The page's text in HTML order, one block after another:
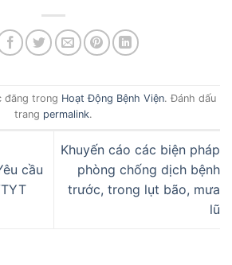
đăng trong Hoạt Động Bệnh Viện. Đánh dấu
trang permalink.
cầu
Khuyến cáo các biện pháp
phòng chống dịch bệnh
trước, trong lụt bão, mưa
lũ